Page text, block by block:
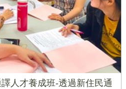
人才養成班-透過新住民通